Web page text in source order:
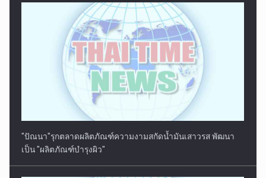
"ปัณนา"รุกตลาดผลิตภัณฑ์ความงามสกัดน้ำมันเสาวรส พัฒนา